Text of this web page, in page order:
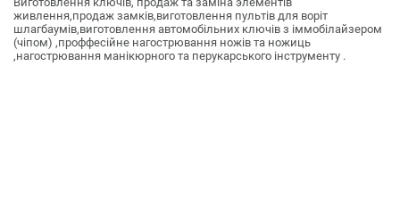
живлення,продаж замків,виготовлення пультів для воріт
шлагбаумів,виготовлення автомобільних ключів з іммобілайзером
(чіпом) ,проффесійне нагострювання ножів та ножиць
,нагострювання манікюрного та перукарського інструменту .